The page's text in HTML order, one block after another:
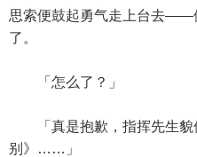
思索便鼓起勇气走上台去——
了。
「怎么了？」
「真是抱歉，指挥先生貌
别》……」